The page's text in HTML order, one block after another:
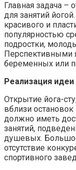
Главная задача –
для занятий
красивого и
популярностью
подростки,
Перспективными
беременных или
Реализация идеи
Открытие йога-
вблизи
должно иметь
занятий,
душевых.
отсутствие
спортивного